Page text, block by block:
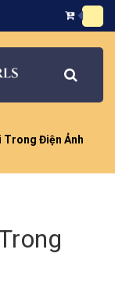
Trong Điện Ảnh